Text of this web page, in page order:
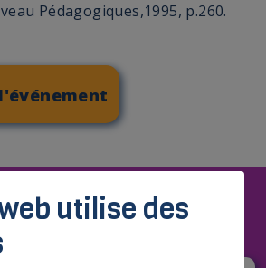
Pédagogiques,1995, p.260.
utilise des